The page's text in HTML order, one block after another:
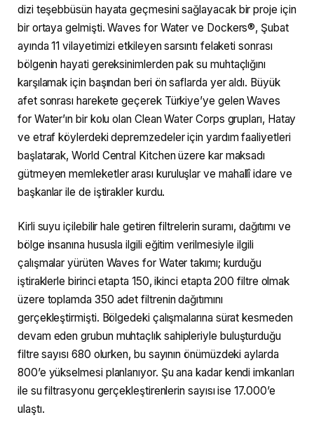
dizi teşebbüsün hayata geçmesini sağlayacak bir proje için
bir ortaya gelmişti. Waves for Water ve Dockers®, Şubat
ayında 11 vilayetimizi etkileyen sarsıntı felaketi sonrası
bölgenin hayati gereksinimlerden pak su muhtaçlığını
karşılamak için başından beri ön saflarda yer aldı. Büyük
afet sonrası harekete geçerek Türkiye’ye gelen Waves
for Water’ın bir kolu olan Clean Water Corps grupları, Hatay
ve etraf köylerdeki depremzedeler için yardım faaliyetleri
başlatarak, World Central Kitchen üzere kar maksadı
gütmeyen memleketler arası kuruluşlar ve mahallî idare ve
başkanlar ile de iştirakler kurdu.
Kirli suyu içilebilir hale getiren filtrelerin suramı, dağıtımı ve
bölge insanına hususla ilgili eğitim verilmesiyle ilgili
çalışmalar yürüten Waves for Water takımı; kurduğu
iştiraklerle birinci etapta 150, ikinci etapta 200 filtre olmak
üzere toplamda 350 adet filtrenin dağıtımını
gerçekleştirmişti. Bölgedeki çalışmalarına sürat kesmeden
devam eden grubun muhtaçlık sahipleriyle buluşturduğu
filtre sayısı 680 olurken, bu sayının önümüzdeki aylarda
800’e yükselmesi planlanıyor. Şu ana kadar kendi imkanları
ile su filtrasyonu gerçekleştirenlerin sayısı ise 17.000’e
ulaştı.